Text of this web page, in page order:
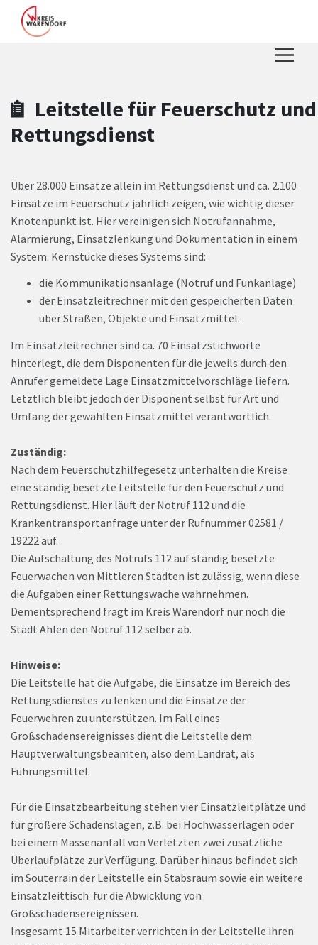
Zum Header
Zum Hauptinhalt
Zum Footer
Zum Hauptinhalt springen
Leitstelle für Feuerschutz und
Rettungsdienst
Über 28.000 Einsätze allein im Rettungsdienst und ca. 2.100
Einsätze im Feuerschutz jährlich zeigen, wie wichtig dieser
Knotenpunkt ist. Hier vereinigen sich Notrufannahme,
Alarmierung, Einsatzlenkung und Dokumentation in einem
System. Kernstücke dieses Systems sind:
die Kommunikationsanlage (Notruf und Funkanlage)
der Einsatzleitrechner mit den gespeicherten Daten
über Straßen, Objekte und Einsatzmittel.
Im Einsatzleitrechner sind ca. 70 Einsatzstichworte
hinterlegt, die dem Disponenten für die jeweils durch den
Anrufer gemeldete Lage Einsatzmittelvorschläge liefern.
Letztlich bleibt jedoch der Disponent selbst für Art und
Umfang der gewählten Einsatzmittel verantwortlich.
Zuständig:
Nach dem Feuerschutzhilfegesetz unterhalten die Kreise
eine ständig besetzte Leitstelle für den Feuerschutz und
Rettungsdienst. Hier läuft der Notruf 112 und die
Krankentransportanfrage unter der Rufnummer 02581 /
19222 auf.
Die Aufschaltung des Notrufs 112 auf ständig besetzte
Feuerwachen von Mittleren Städten ist zulässig, wenn diese
die Aufgaben einer Rettungswache wahrnehmen.
Dementsprechend fragt im Kreis Warendorf nur noch die
Stadt Ahlen den Notruf 112 selber ab.
Hinweise:
Die Leitstelle hat die Aufgabe, die Einsätze im Bereich des
Rettungsdienstes zu lenken und die Einsätze der
Feuerwehren zu unterstützen. Im Fall eines
Großschadensereignisses dient die Leitstelle dem
Hauptverwaltungsbeamten, also dem Landrat, als
Führungsmittel.
Für die Einsatzbearbeitung stehen vier Einsatzleitplätze und
für größere Schadenslagen, z.B. bei Hochwasserlagen oder
bei einem Massenanfall von Verletzten zwei zusätzliche
Überlaufplätze zur Verfügung. Darüber hinaus befindet sich
im Souterrain der Leitstelle ein Stabsraum sowie ein weitere
Einsatzleittisch für die Abwicklung von
Großschadensereignissen.
Insgesamt 15 Mitarbeiter verrichten in der Leitstelle ihren